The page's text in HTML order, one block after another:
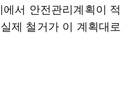
서 안전관리계획이 적
제 철거가 이 계획대로